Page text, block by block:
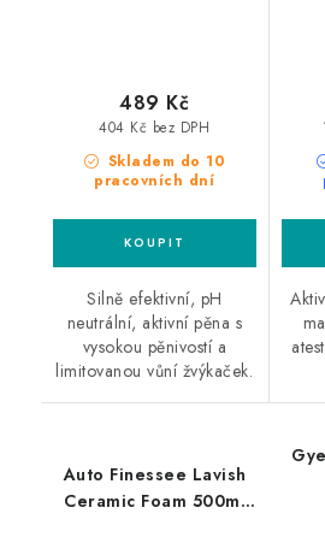
Skladem do 10
pracovních dní
404 Kč bez DPH
489 Kč
Silně efektivní, pH
neutrální, aktivní pěna s
vysokou pěnivostí a
limitovanou vůní žvýkaček.
Auto Finessee Lavish
Ceramic Foam 500ml